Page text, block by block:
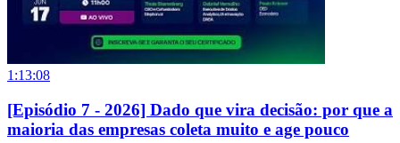
1:13:08
[Episódio 7 - 2026] Dado que vira decisão: por que a
maioria das empresas coleta muito e age pouco